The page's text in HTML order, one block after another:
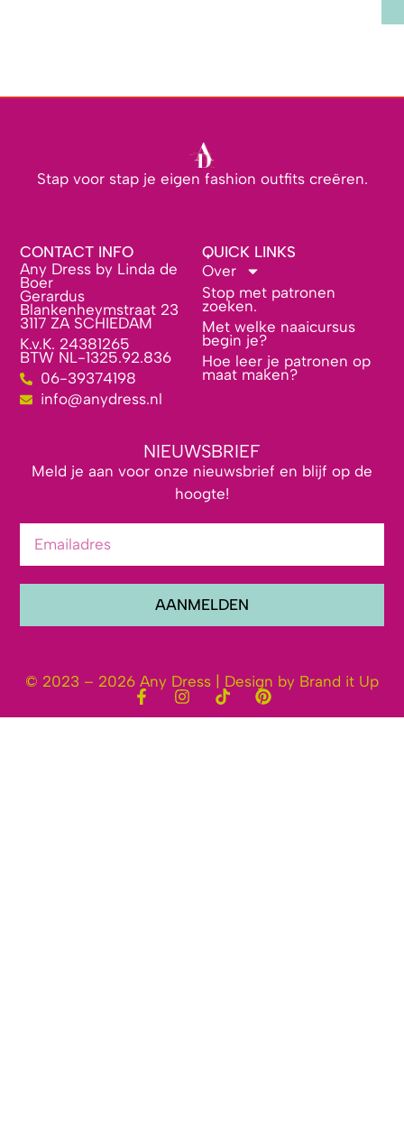
Stap voor stap je eigen fashion outfits creëren.
CONTACT INFO
Any Dress by Linda de
Boer
Gerardus
Blankenheymstraat 23
3117 ZA SCHIEDAM
K.v.K. 24381265
BTW NL-1325.92.836
06-39374198
info@anydress.nl
QUICK LINKS
Over
Stop met patronen
zoeken.
Met welke naaicursus
begin je?
Hoe leer je patronen op
maat maken?
NIEUWSBRIEF
Meld je aan voor onze nieuwsbrief en blijf op de
hoogte!
AANMELDEN
© 2023 – 2026 Any Dress | Design by Brand it Up